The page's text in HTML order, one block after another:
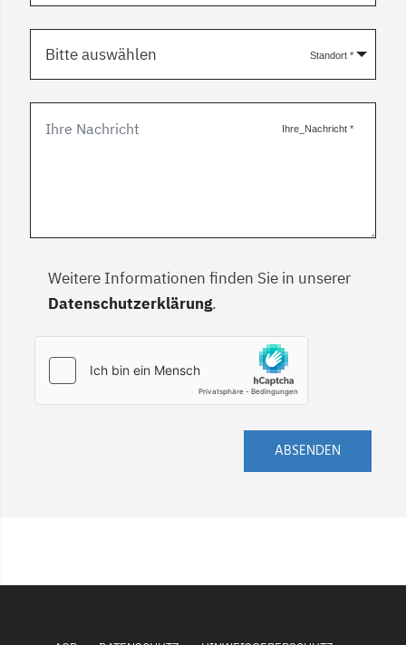
Standort *
Bitte auswählen
Ihre_Nachricht *
Weitere Informationen finden Sie in unserer
Datenschutzerklärung.
ABSENDEN